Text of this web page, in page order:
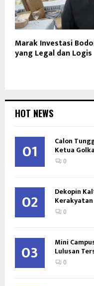
Marak Investasi
yang Legal dan Logis
HOT NEWS
01 Calon
Ketua
0
02 Dekopin
Kerakyatan
0
03 Mini
Lulusan
0